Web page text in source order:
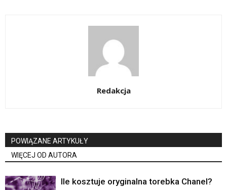
Redakcja
POWIĄZANE ARTYKUŁY
WIĘCEJ OD AUTORA
Ile kosztuje oryginalna torebka Chanel?